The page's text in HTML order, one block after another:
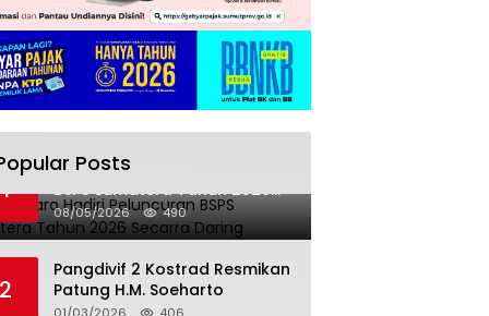
Posts
1
Bupati Karo Hadiri Peluncuran
BSPS Sumatera Tahun 2026
Secarra Daring
08/05/2026 490
2
Pangdivif 2 Kostrad Resmikan
Patung H.M. Soeharto
01/03/2026 406